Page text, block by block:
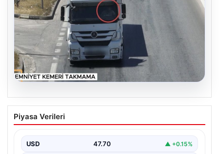
06.08.2026
Otoyolda drone destekli denetimlerde
bin 123 araca ceza kesildi
sürdürdüğü drone destekli otoyol denetimlerinde
yoğun bir kontrol…
Piyasa Verileri
USD 47.70 ▲ +0.15%